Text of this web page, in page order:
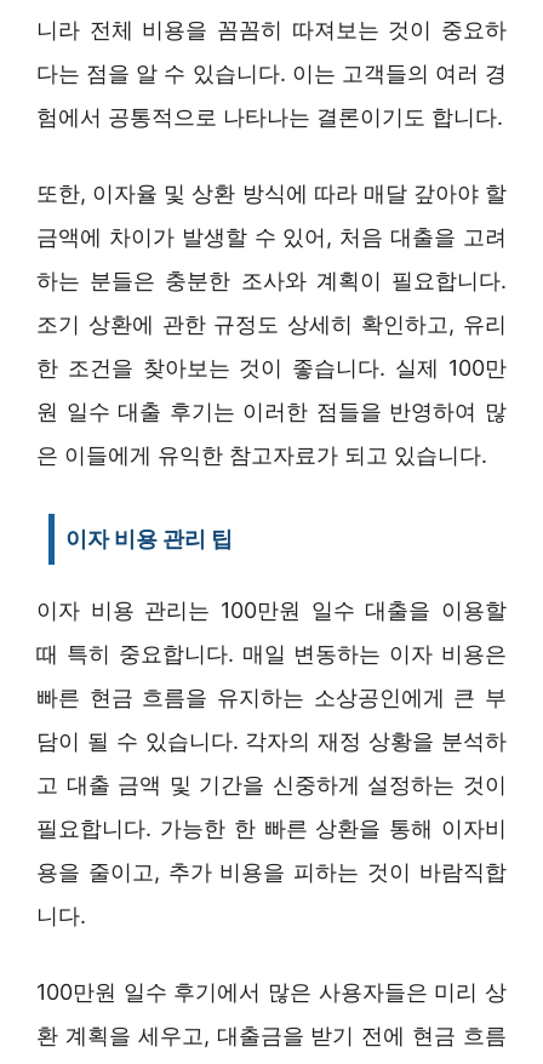
니라 전체 비용을 꼼꼼히 따져보는 것이 중요하
다는 점을 알 수 있습니다. 이는 고객들의 여러 경
험에서 공통적으로 나타나는 결론이기도 합니다.
또한, 이자율 및 상환 방식에 따라 매달 갚아야 할
금액에 차이가 발생할 수 있어, 처음 대출을 고려
하는 분들은 충분한 조사와 계획이 필요합니다.
조기 상환에 관한 규정도 상세히 확인하고, 유리
한 조건을 찾아보는 것이 좋습니다. 실제 100만
원 일수 대출 후기는 이러한 점들을 반영하여 많
은 이들에게 유익한 참고자료가 되고 있습니다.
이자 비용 관리 팁
이자 비용 관리는 100만원 일수 대출을 이용할
때 특히 중요합니다. 매일 변동하는 이자 비용은
빠른 현금 흐름을 유지하는 소상공인에게 큰 부
담이 될 수 있습니다. 각자의 재정 상황을 분석하
고 대출 금액 및 기간을 신중하게 설정하는 것이
필요합니다. 가능한 한 빠른 상환을 통해 이자비
용을 줄이고, 추가 비용을 피하는 것이 바람직합
니다.
100만원 일수 후기에서 많은 사용자들은 미리 상
환 계획을 세우고, 대출금을 받기 전에 현금 흐름